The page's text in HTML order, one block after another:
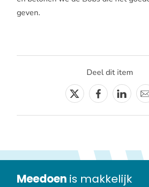
geven.
Deel dit item
TwitterFacebook
Meedoen is makkelijk